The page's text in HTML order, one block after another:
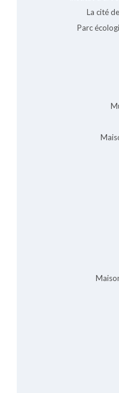
La cité
Parc